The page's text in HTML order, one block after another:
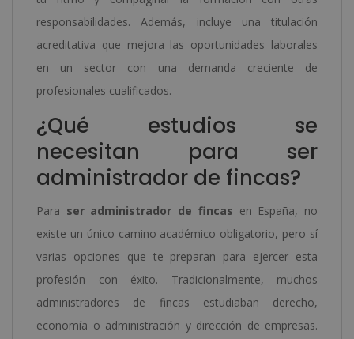
responsabilidades. Además, incluye una titulación
acreditativa que mejora las oportunidades laborales
en un sector con una demanda creciente de
profesionales cualificados.
¿Qué estudios se
necesitan para ser
administrador de fincas?
Para ser administrador de fincas en España, no
existe un único camino académico obligatorio, pero sí
varias opciones que te preparan para ejercer esta
profesión con éxito. Tradicionalmente, muchos
administradores de fincas estudiaban derecho,
economía o administración y dirección de empresas.